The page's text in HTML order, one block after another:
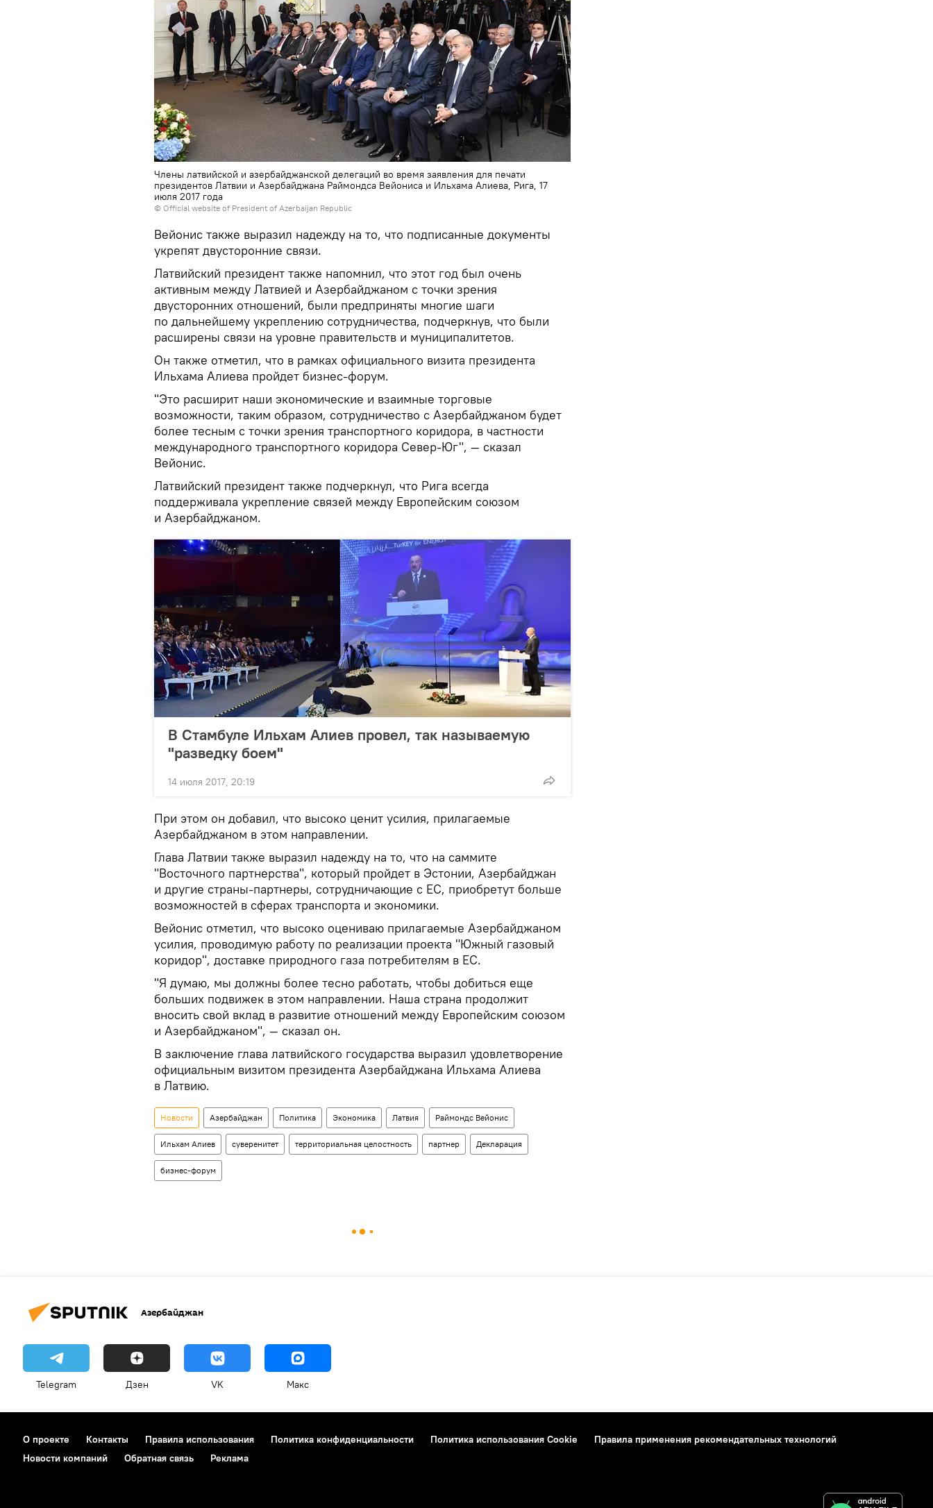
Члены латвийской и азербайджанской делегаций во время заявления для печати
президентов Латвии и Азербайджана Раймондса Вейониса и Ильхама Алиева, Рига, 17
июля 2017 года
© Official website of President of Azerbaijan Republic
Вейонис также выразил надежду на то, что подписанные документы
укрепят двусторонние связи.
Латвийский президент также напомнил, что этот год был очень
активным между Латвией и Азербайджаном с точки зрения
двусторонних отношений, были предприняты многие шаги
по дальнейшему укреплению сотрудничества, подчеркнув, что были
расширены связи на уровне правительств и муниципалитетов.
Он также отметил, что в рамках официального визита президента
Ильхама Алиева пройдет бизнес-форум.
"Это расширит наши экономические и взаимные торговые
возможности, таким образом, сотрудничество с Азербайджаном будет
более тесным с точки зрения транспортного коридора, в частности
международного транспортного коридора Север-Юг", — сказал
Вейонис.
Латвийский президент также подчеркнул, что Рига всегда
поддерживала укрепление связей между Европейским союзом
и Азербайджаном.
В Стамбуле Ильхам Алиев провел, так называемую
"разведку боем"
14 июля 2017, 20:19
При этом он добавил, что высоко ценит усилия, прилагаемые
Азербайджаном в этом направлении.
Глава Латвии также выразил надежду на то, что на саммите
"Восточного партнерства", который пройдет в Эстонии, Азербайджан
и другие страны-партнеры, сотрудничающие с ЕС, приобретут больше
возможностей в сферах транспорта и экономики.
Вейонис отметил, что высоко оцениваю прилагаемые Азербайджаном
усилия, проводимую работу по реализации проекта "Южный газовый
коридор", доставке природного газа потребителям в ЕС.
"Я думаю, мы должны более тесно работать, чтобы добиться еще
больших подвижек в этом направлении. Наша страна продолжит
вносить свой вклад в развитие отношений между Европейским союзом
и Азербайджаном", — сказал он.
В заключение глава латвийского государства выразил удовлетворение
официальным визитом президента Азербайджана Ильхама Алиева
в Латвию.
Новости Азербайджан Политика Экономика Латвия Раймондс Вейонис
Ильхам Алиев суверенитет территориальная целостность партнер Декларация
бизнес-форум
Азербайджан
Telegram Дзен VK Макс
О проекте Контакты Правила использования Политика конфиденциальности Политика использования Cookie
Правила применения рекомендательных технологий
Новости компаний
Обратная связь Реклама